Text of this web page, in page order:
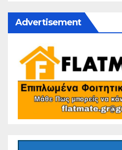
Advertisement